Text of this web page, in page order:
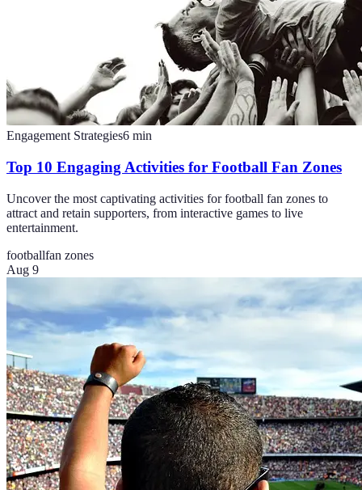
Engagement Strategies6 min
Top 10 Engaging Activities for Football Fan Zones
Uncover the most captivating activities for football fan zones to
attract and retain supporters, from interactive games to live
entertainment.
footballfan zones
Aug 9